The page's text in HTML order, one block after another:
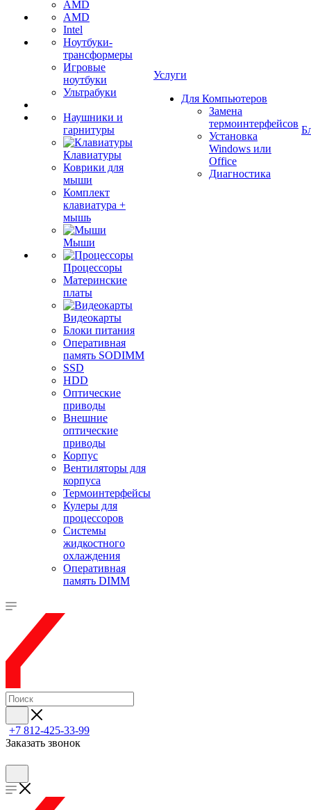
AMD
AMD
Intel
Ноутбуки-
трансформеры
Игровые
ноутбуки
Ультрабуки
Наушники и
гарнитуры
Клавиатуры
Коврики для
мыши
Комплект
клавиатура +
мышь
Мыши
Процессоры
Материнские
платы
Видеокарты
Блоки питания
Оперативная
память SODIMM
SSD
HDD
Оптические
приводы
Внешние
оптические
приводы
Корпус
Вентиляторы для
корпуса
Термоинтерфейсы
Кулеры для
процессоров
Системы
жидкостного
охлаждения
Оперативная
память DIMM
Услуги
Для Компьютеров
Замена
термоинтерфейсов
Установка
Windows или
Office
Диагностика
+7 812-425-33-99
Заказать звонок